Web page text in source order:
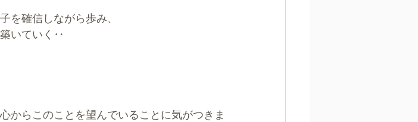
を確信しながら歩み、
いていく‥
からこのことを望んでいることに気がつきま